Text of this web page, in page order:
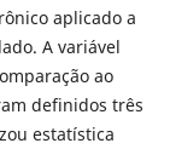
aplicado a
A variável
ao
definidos três
estatística